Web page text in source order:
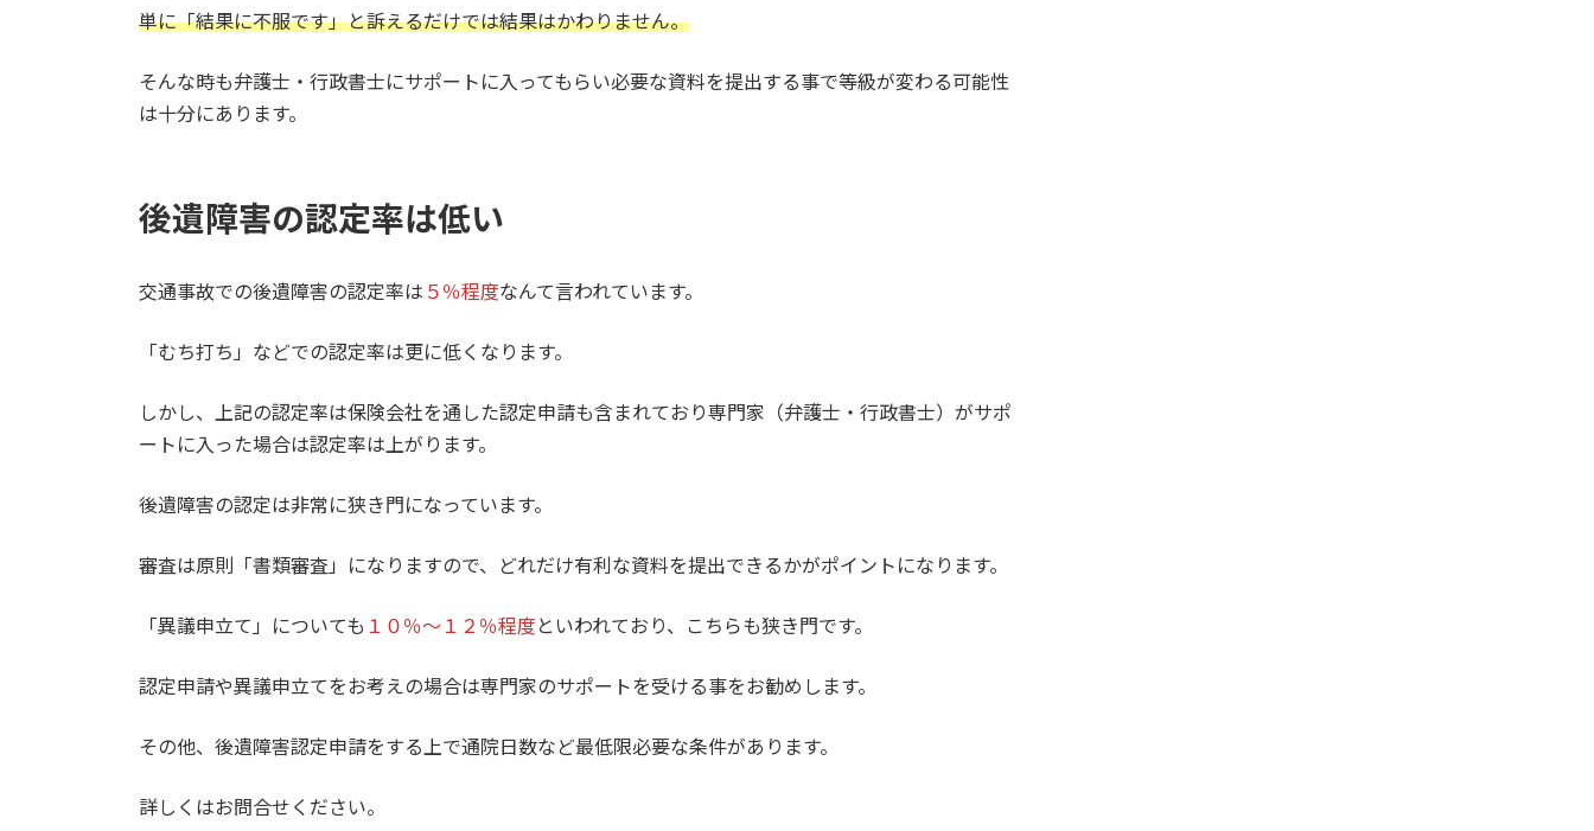
単に「結果に不服です」と訴えるだけでは結果はかわりません。
そんな時も弁護士・行政書士にサポートに入ってもらい必要な資料を提出する事で等級が変わる可能性
は十分にあります。
後遺障害の認定率は低い
交通事故での後遺障害の認定率は ５％程度なんて言われています。
「むち打ち」などでの認定率は更に低くなります。
しかし、上記の認定率は保険会社を通した認定申請も含まれており専門家（弁護士・行政書士）がサポ
ートに入った場合は認定率は上がります。
後遺障害の認定は非常に狭き門になっています。
審査は原則「書類審査」になりますので、どれだけ有利な資料を提出できるかがポイントになります。
「異議申立て」についても １０％～１２％程度 といわれており、こちらも狭き門です。
認定申請や異議申立てをお考えの場合は専門家のサポートを受ける事をお勧めします。
その他、後遺障害認定申請をする上で通院日数など最低限必要な条件があります。
詳しくはお問合せください。